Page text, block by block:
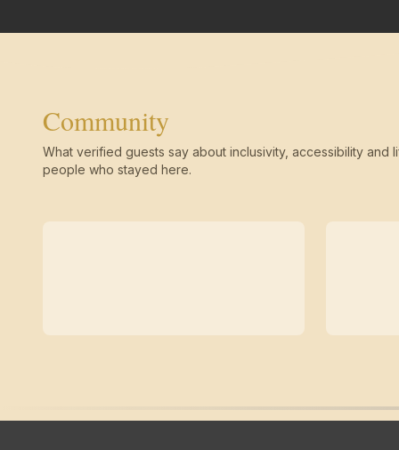
Community
What verified guests say about inclusivity, accessibility and
people who stayed here.